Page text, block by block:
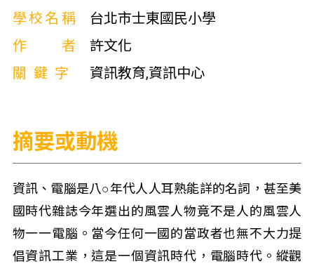
學校名稱
台北市士東國民小學
作者
許文化
關鍵字
資訊教育,資訊中心
摘要或動機
資訊、電腦是八○年代人人耳熟能詳的名詞，甚至美
國時代雜誌今年選出的風雲人物竟不是人的風雲人
物一一電腦。當今任何一國的當政者也無不大力提
倡資訊工業，這是一個資訊時代，電腦時代。縱觀